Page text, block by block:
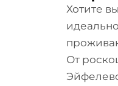
Хотите
От